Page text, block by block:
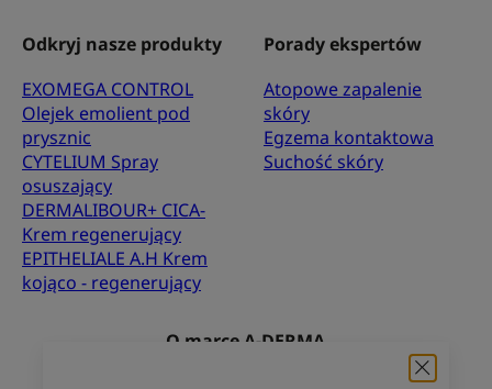
Odkryj nasze produkty
EXOMEGA CONTROL
Olejek emolient pod
prysznic
CYTELIUM Spray
osuszający
DERMALIBOUR+ CICA-
Krem regenerujący
EPITHELIALE A.H Krem
kojąco - regenerujący
Porady ekspertów
Atopowe zapalenie
skóry
Egzema kontaktowa
Suchość skóry
O marce A-DERMA